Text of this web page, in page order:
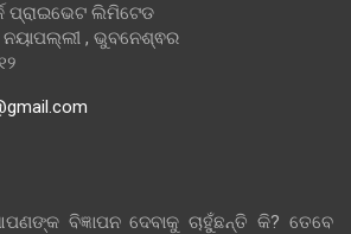
ପ୍ରାଇଭେଟ ଲିମିଟେଡ
ନୟାପଲ୍ଲୀ , ଭୁବନେଶ୍ଵର
ବିଜ୍ଞାପନ ଦେବାକୁ ଚାହୁଁଛନ୍ତି କି? ତେବେ